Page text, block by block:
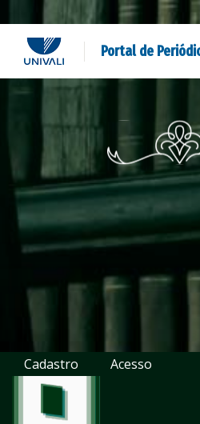
Portal de
Cadastro Acesso